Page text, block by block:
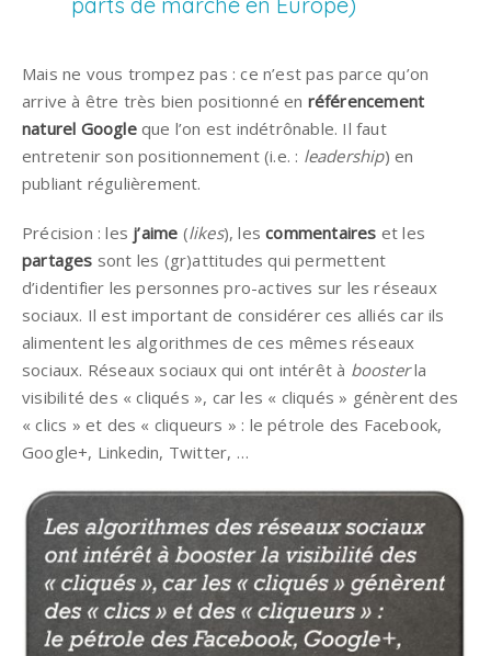
Mais ne vous trompez pas : ce n’est pas parce qu’on
arrive à être très bien positionné en référencement
naturel Googleque l’on est indétrônable. Il faut
entretenir son positionnement (i.e. : leadership) en
publiant régulièrement.
Précision : les j’aime (likes), lescommentaires et les
partages sont les (gr)attitudes qui permettent
d’identifier les personnes pro-actives sur les réseaux
sociaux. Il est important de considérer ces alliés car ils
alimentent les algorithmes de ces mêmes réseaux
sociaux. Réseaux sociaux qui ont intérêt à boosterla
visibilité des « cliqués », car les « cliqués » génèrent des
« clics » et des « cliqueurs » : le pétrole des Facebook,
Google+, Linkedin, Twitter, …